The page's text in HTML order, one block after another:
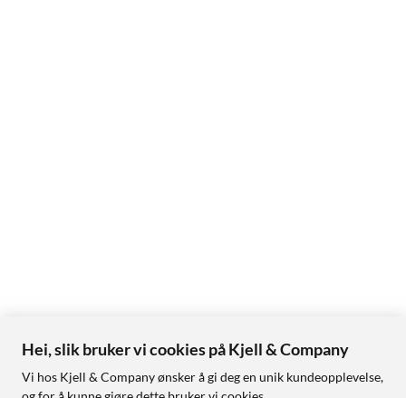
Hei, slik bruker vi cookies på Kjell & Company
Vi hos Kjell & Company ønsker å gi deg en unik kundeopplevelse,